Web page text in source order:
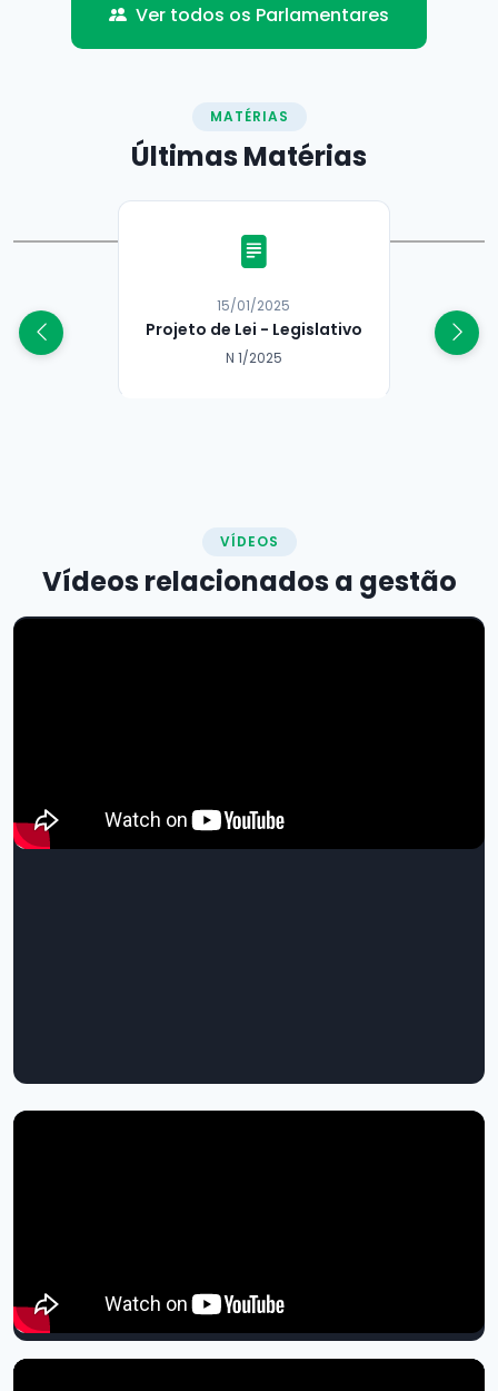
Ver todos os Parlamentares
MATÉRIAS
ÚltimasMatérias
15/01/2025
Projeto de Lei - Legislativo
N 1/2025
VÍDEOS
Vídeos relacionados a gestão